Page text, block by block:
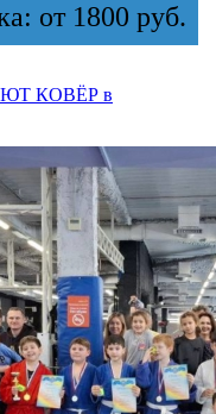
от 1800 руб.
КОВЁР в